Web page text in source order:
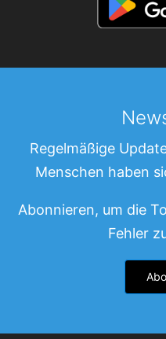
Regelmäßige
Menschen haben
Abonnieren, um die
Fehler